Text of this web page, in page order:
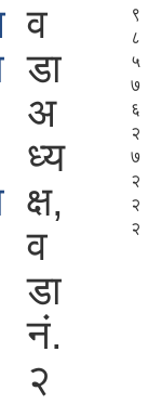
व
डा
अ
ध्य
क्ष,
व
डा
नं.
२
९
८
५
७
६
२
७
२
२
२